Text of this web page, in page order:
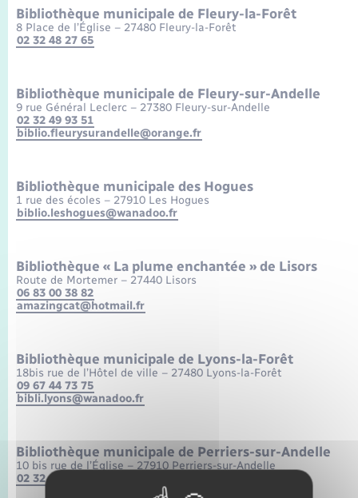
Mariage – PACS
Recensement
Bibliothèque municipale de Fleury-la-Forêt
8 Place de l’Église – 27480 Fleury-la-Forêt
02 32 48 27 65
Bibliothèque municipale de Fleury-sur-Andelle
9 rue Général Leclerc – 27380 Fleury-sur-Andelle
02 32 49 93 51
biblio.fleurysurandelle@orange.fr
Bibliothèque municipale des Hogues
1 rue des écoles – 27910 Les Hogues
biblio.leshogues@wanadoo.fr
Bibliothèque « La plume enchantée » de Lisors
Route de Mortemer – 27440 Lisors
06 83 00 38 82
amazingcat@hotmail.fr
Bibliothèque municipale de Lyons-la-Forêt
18bis rue de l’Hôtel de ville – 27480 Lyons-la-Forêt
09 67 44 73 75
bibli.lyons@wanadoo.fr
Bibliothèque municipale de Perriers-sur-Andelle
10 bis rue de l’Église – 27910 Perriers-sur-Andelle
02 32 49 98 11
Leaflet |©OpenStreetMapcontributors